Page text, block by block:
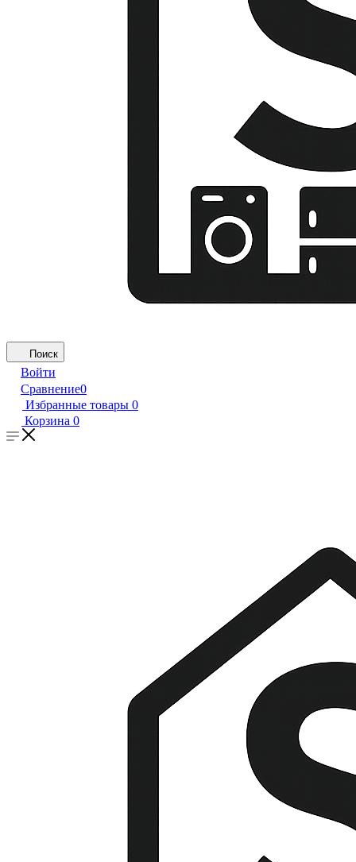
Поиск
Войти
Сравнение0
Избранные товары 0
Корзина 0